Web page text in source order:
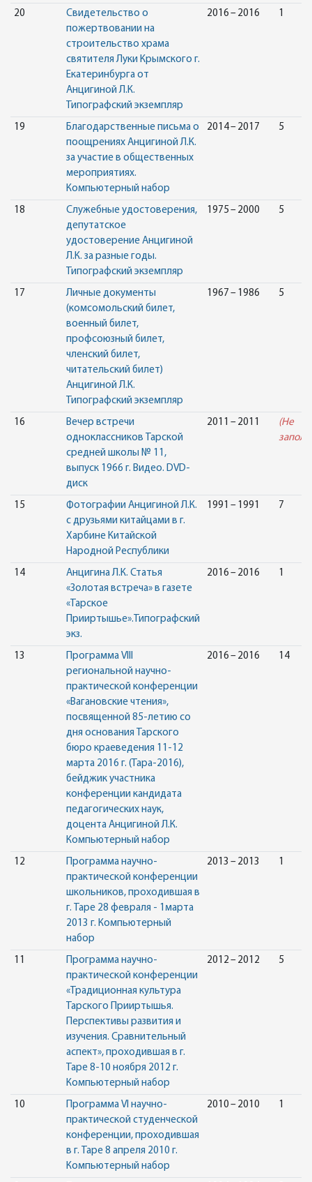
20
Свидетельство о
пожертвовании на
строительство храма
святителя Луки Крымского г.
Екатеринбурга от
Анцигиной Л.К.
Типографский экземпляр
2016 – 2016 1
19
Благодарственные письма о
поощрениях Анцигиной Л.К.
за участие в общественных
мероприятиях.
Компьютерный набор
2014 – 2017 5
18
Служебные удостоверения,
депутатское
удостоверение Анцигиной
Л.К. за разные годы.
Типографский экземпляр
1975 – 2000 5
17
Личные документы
(комсомольский билет,
военный билет,
профсоюзный билет,
членский билет,
читательский билет)
Анцигиной Л.К.
Типографский экземпляр
1967 – 1986 5
16
Вечер встречи
одноклассников Тарской
средней школы № 11,
выпуск 1966 г. Видео. DVD-
диск
2011 – 2011
(Не
15
Фотографии Анцигиной Л.К.
с друзьями китайцами в г.
Харбине Китайской
Народной Республики
1991 – 1991 7
14
Анцигина Л.К. Статья
«Золотая встреча» в газете
«Тарское
Прииртышье».Типографский
экз.
2016 – 2016 1
13
Программа VIII
региональной научно-
практической конференции
«Вагановские чтения»,
посвященной 85-летию со
дня основания Тарского
бюро краеведения 11-12
марта 2016 г. (Тара-2016),
бейджик участника
конференции кандидата
педагогических наук,
доцента Анцигиной Л.К.
Компьютерный набор
2016 – 2016 14
12
Программа научно-
практической конференции
школьников, проходившая в
г. Таре 28 февраля - 1марта
2013 г. Компьютерный
набор
2013 – 2013 1
11
Программа научно-
практической конференции
«Традиционная культура
Тарского Прииртышья.
Перспективы развития и
изучения. Сравнительный
аспект», проходившая в г.
Таре 8-10 ноября 2012 г.
Компьютерный набор
2012 – 2012 5
10
Программа VI научно-
практической студенческой
конференции, проходившая
в г. Таре 8 апреля 2010 г.
Компьютерный набор
2010 – 2010 1